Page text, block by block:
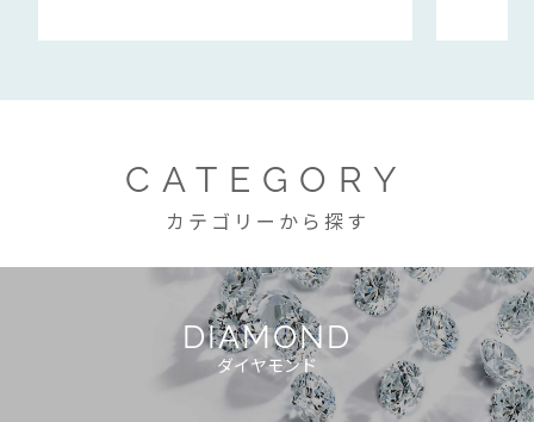
CATEGORY
カテゴリーから探す
DIAMOND
ダイヤモンド